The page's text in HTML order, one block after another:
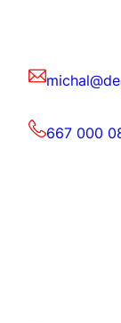
667 000